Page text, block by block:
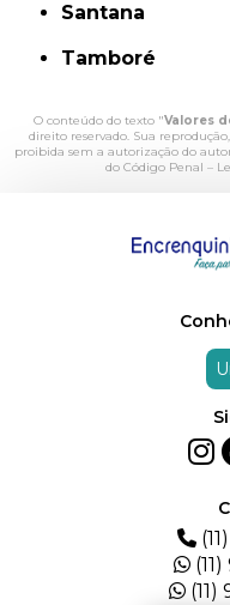
Santana
Tamboré
O conteúdo do texto "Valores
direito reservado. Sua
proibida sem a autorização do
do Código Penal –
(11)